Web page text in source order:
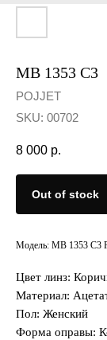
MB 1353 C3
POJJET
SKU: 00702
8 000 р.
Out of stock
Модель: MB 1353 C3
Цвет линз:
Материал:
Пол: Женский
Форма оправы: